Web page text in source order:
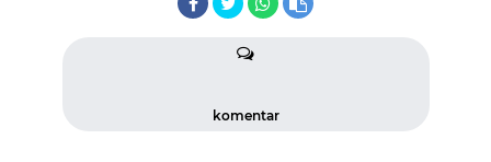
komentar